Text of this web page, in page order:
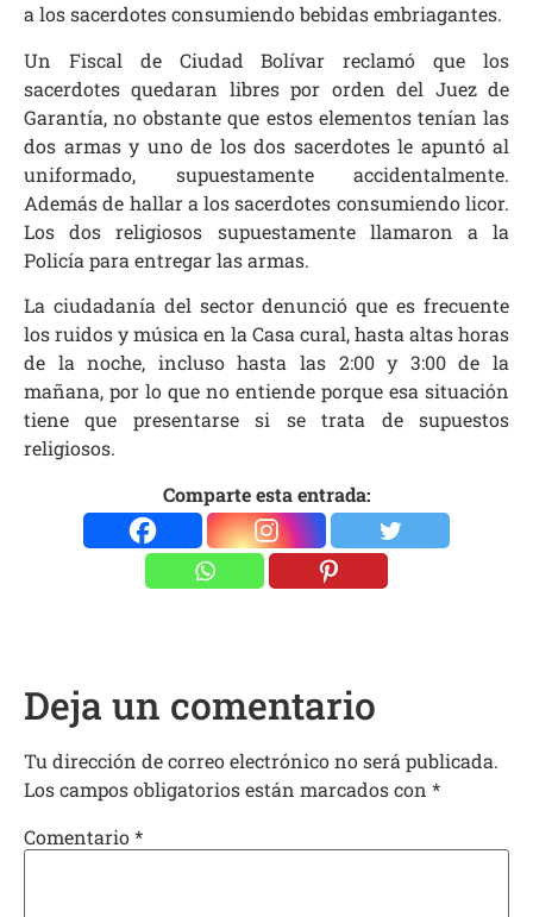
a los sacerdotes consumiendo bebidas embriagantes.
Un Fiscal de Ciudad Bolívar reclamó que los
sacerdotes quedaran libres por orden del Juez de
Garantía, no obstante que estos elementos tenían las
dos armas y uno de los dos sacerdotes le apuntó al
uniformado, supuestamente accidentalmente.
Además de hallar a los sacerdotes consumiendo licor.
Los dos religiosos supuestamente llamaron a la
Policía para entregar las armas.
La ciudadanía del sector denunció que es frecuente
los ruidos y música en la Casa cural, hasta altas horas
de la noche, incluso hasta las 2:00 y 3:00 de la
mañana, por lo que no entiende porque esa situación
tiene que presentarse si se trata de supuestos
religiosos.
Comparte esta entrada:
Deja un comentario
Tu dirección de correo electrónico no será publicada.
Los campos obligatorios están marcados con *
Comentario*